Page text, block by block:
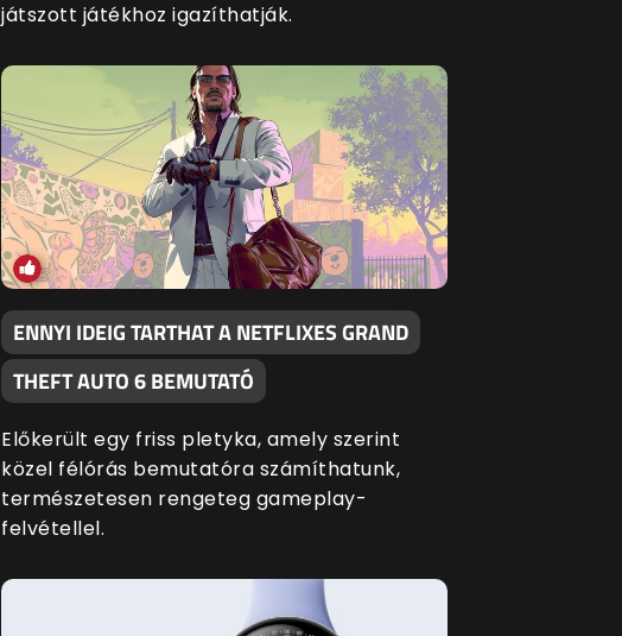
játszott játékhoz igazíthatják.
ENNYI IDEIG TARTHAT A NETFLIXES GRAND
THEFT AUTO 6 BEMUTATÓ
Előkerült egy friss pletyka, amely szerint
közel félórás bemutatóra számíthatunk,
természetesen rengeteg gameplay-
felvétellel.